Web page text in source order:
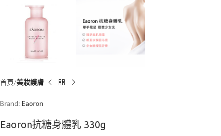
首頁 美妝護膚
Brand: Eaoron
Eaoron抗糖身體乳 330g